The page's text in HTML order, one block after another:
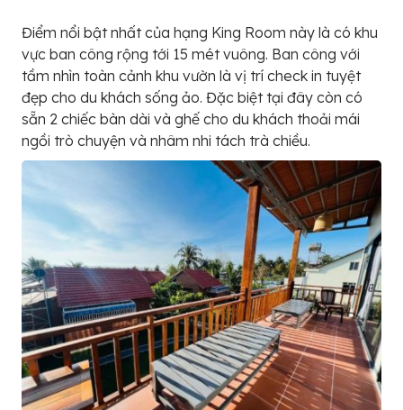
Điểm nổi bật nhất của hạng King Room này là có khu
vực ban công rộng tới 15 mét vuông. Ban công với
tầm nhìn toàn cảnh khu vườn là vị trí check in tuyệt
đẹp cho du khách sống ảo. Đặc biệt tại đây còn có
sẵn 2 chiếc bàn dài và ghế cho du khách thoải mái
ngồi trò chuyện và nhâm nhi tách trà chiều.